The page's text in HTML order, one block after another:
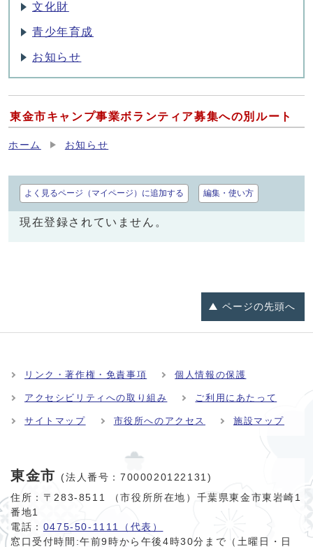
文化財
青少年育成
お知らせ
東金市キャンプ事業ボランティア募集への別ルート
ホーム お知らせ
よく見るページ（マイページ）に追加する 編集・使い方
現在登録されていません。
ページの先頭へ
リンク・著作権・免責事項 個人情報の保護
アクセシビリティへの取り組み ご利用にあたって
サイトマップ 市役所へのアクセス 施設マップ
東金市
(法人番号：7000020122131)
住所：〒283-8511 （市役所所在地）千葉県東金市東岩崎1
番地1
電話： 0475-50-1111（代表）
窓口受付時間:午前9時から午後4時30分まで（土曜日・日